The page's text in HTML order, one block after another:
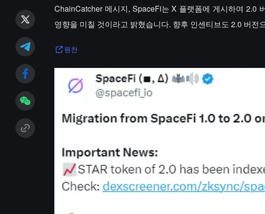
ChainCatcher 메시지, SpaceFi는 X 플랫폼에 게시하여 2.0
영향을 미칠 것이라고 밝혔습니다. 향후 인센티브도 2.0 버
원천